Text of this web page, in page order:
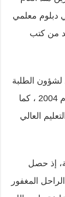
دبلوم معلمي
من كتب
لشؤون الطلبة
بجامعة البحرين من العام 2002 حتى العام 2004 ، كما
العالي
إذ حصل
المغفور